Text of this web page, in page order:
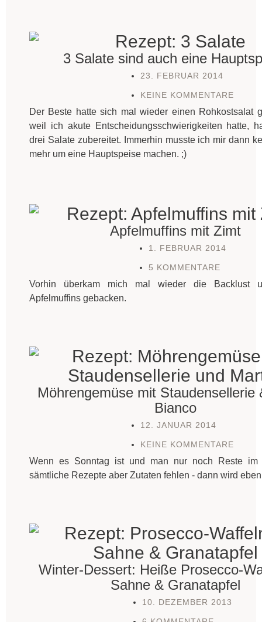
3 Salate sind auch eine
23. FEBRUAR 2014
KEINE KOMMENTARE
Der Beste hatte sich mal wieder einen Rohkostsalat
weil ich akute Entscheidungsschwierigkeiten hatte,
drei Salate zubereitet. Immerhin musste ich mir dann
mehr um eine Hauptspeise machen. ;)
Apfelmuffins mit Zimt
1. FEBRUAR 2014
5 KOMMENTARE
Vorhin überkam mich mal wieder die Backlust
Apfelmuffins gebacken.
Möhrengemüse mit Staudensellerie
Bianco
12. JANUAR 2014
KEINE KOMMENTARE
Wenn es Sonntag ist und man nur noch Reste im
sämtliche Rezepte aber Zutaten fehlen - dann wird
Winter-Dessert: Heiße Prosecco-
Sahne & Granatapfel
10. DEZEMBER 2013